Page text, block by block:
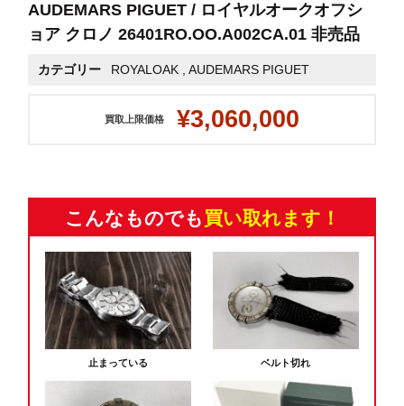
AUDEMARS PIGUET / ロイヤルオークオフシ
ョア クロノ 26401RO.OO.A002CA.01 非売品
カテゴリー ROYALOAK , AUDEMARS PIGUET
買取上限価格 ¥3,060,000
こんなものでも 買い取れます！
止まっている ベルト切れ